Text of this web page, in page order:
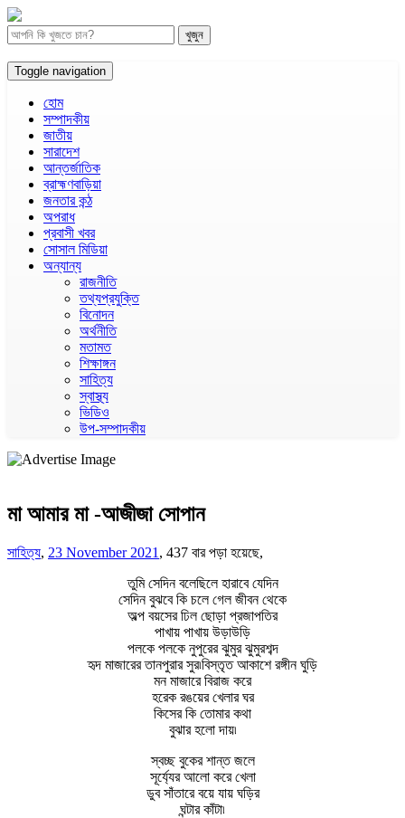
Toggle navigation
হোম
সম্পাদকীয়
জাতীয়
সারাদেশ
আন্তর্জাতিক
ব্রাহ্মণবাড়িয়া
জনতার কন্ঠ
অপরাধ
প্রবাসী খবর
সোসাল মিডিয়া
অন্যান্য
রাজনীতি
তথ্যপ্রযুক্তি
বিনোদন
অর্থনীতি
মতামত
শিক্ষাঙ্গন
সাহিত্য
স্বাস্থ্য
ভিডিও
উপ-সম্পাদকীয়
মা আমার মা -আজীজা সোপান
সাহিত্য, 23 November 2021 , 437 বার পড়া হয়েছে,
তুমি সেদিন বলেছিলে হারাবে যেদিন
সেদিন বুঝবে কি চলে গেল জীবন থেকে
অল্প বয়সের ঢিল ছোড়া প্রজাপতির
পাখায় পাখায় উড়াউড়ি
পলকে পলকে নুপুরের ঝুমুর ঝুমুরশব্দ
হৃদ মাজারের তানপুরার সুর৷বিস্তৃত আকাশে রঙ্গীন ঘুড়ি
মন মাজারে বিরাজ করে
হরেক রঙয়ের খেলার ঘর
কিসের কি তোমার কথা
বুঝার হলো দায়৷
স্বচ্ছ বুকের শান্ত জলে
সূর্য্যের আলো করে খেলা
ডুব সাঁতারে বয়ে যায় ঘড়ির
ঘন্টার কাঁটা৷